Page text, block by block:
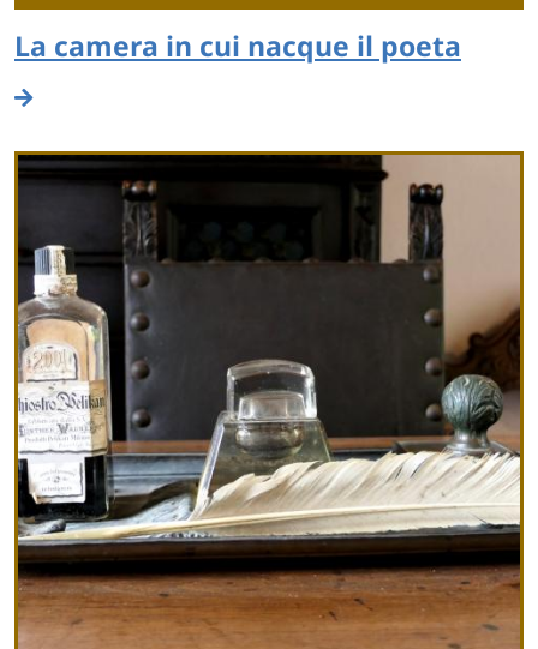
La camera in cui nacque il poeta